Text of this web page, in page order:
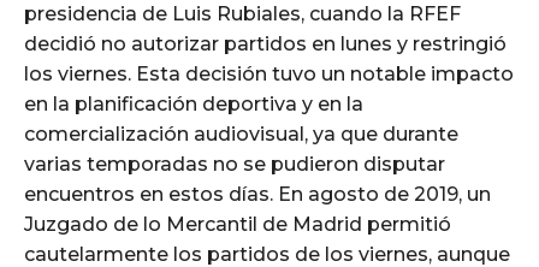
presidencia de Luis Rubiales, cuando la RFEF
decidió no autorizar partidos en lunes y restringió
los viernes. Esta decisión tuvo un notable impacto
en la planificación deportiva y en la
comercialización audiovisual, ya que durante
varias temporadas no se pudieron disputar
encuentros en estos días. En agosto de 2019, un
Juzgado de lo Mercantil de Madrid permitió
cautelarmente los partidos de los viernes, aunque